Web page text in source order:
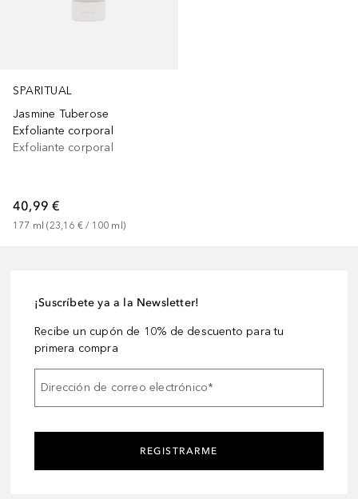
SPARITUAL
Jasmine Tuberose
Exfoliante corporal
Exfoliante corporal
40,99 €
177 ml (23,16 € / 100 ml)
¡Suscríbete ya a la Newsletter!
Recibe un cupón de 10% de descuento para tu
primera compra
Dirección de correo electrónico*
REGISTRARME